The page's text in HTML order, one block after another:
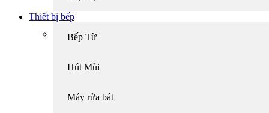
Thiết bị bếp
Bếp Từ
Hút Mùi
Máy rửa bát